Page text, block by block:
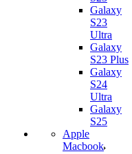
Galaxy
S23
Ultra
Galaxy
S23 Plus
Galaxy
S24
Ultra
Galaxy
S25
Apple
Macbook